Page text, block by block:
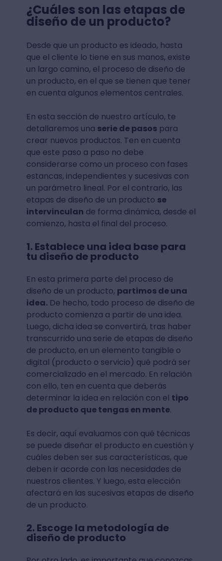
¿Cuáles son las etapas de
diseño de un producto?
Desde que un producto es ideado, hasta
que el cliente lo tiene en sus manos, existe
un largo camino, el proceso de diseño de
un producto, en el que se tienen que tener
en cuenta algunos elementos centrales.
En esta sección de nuestro artículo, te
detallaremos una serie de pasospara
crear nuevos productos. Ten en cuenta
que este paso a paso no debe
considerarse como un proceso con fases
estancas, independientes y sucesivas con
un parámetro lineal. Por el contrario, las
etapas de diseño de un producto se
intervinculan de forma dinámica, desde el
comienzo, hasta el final del proceso.
1. Establece una idea base para
tu diseño de producto
En esta primera parte del proceso de
diseño de un producto, partimos de una
idea.De hecho, todo proceso de diseño de
producto comienza a partir de una idea.
Luego, dicha idea se convertirá, tras haber
transcurrido una serie de etapas de diseño
de producto, en un elemento tangible o
digital (producto o servicio) qué podrá ser
comercializado en el mercado. En relación
con ello, ten en cuenta que deberás
determinar la idea en relación con el tipo
de producto que tengas en mente.
Es decir, aquí evaluamos con qué técnicas
se puede diseñar el producto en cuestión y
cuáles deben ser sus características, que
deben ir acorde con las necesidades de
nuestros clientes. Y luego, esta elección
afectará en las sucesivas etapas de diseño
de un producto.
2. Escoge la metodología de
diseño de producto